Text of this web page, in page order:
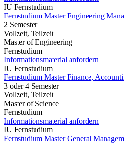
IU Fernstudium
Fernstudium Master Engineering
2 Semester
Vollzeit, Teilzeit
Master of Engineering
Fernstudium
Informationsmaterial anfordern
IU Fernstudium
Fernstudium Master Finance,
3 oder 4 Semester
Vollzeit, Teilzeit
Master of Science
Fernstudium
Informationsmaterial anfordern
IU Fernstudium
Fernstudium Master General